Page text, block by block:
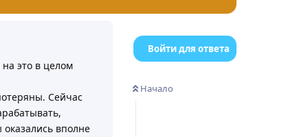
Войти для ответа
Начало
это в целом
Сейчас
вполне